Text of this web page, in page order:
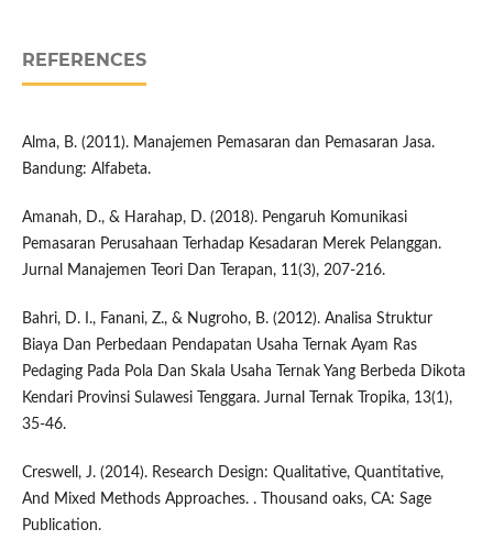
REFERENCES
Alma, B. (2011). Manajemen Pemasaran dan Pemasaran Jasa.
Bandung: Alfabeta.
Amanah, D., & Harahap, D. (2018). Pengaruh Komunikasi
Pemasaran Perusahaan Terhadap Kesadaran Merek Pelanggan.
Jurnal Manajemen Teori Dan Terapan, 11(3), 207-216.
Bahri, D. I., Fanani, Z., & Nugroho, B. (2012). Analisa Struktur
Biaya Dan Perbedaan Pendapatan Usaha Ternak Ayam Ras
Pedaging Pada Pola Dan Skala Usaha Ternak Yang Berbeda Dikota
Kendari Provinsi Sulawesi Tenggara. Jurnal Ternak Tropika, 13(1),
35-46.
Creswell, J. (2014). Research Design: Qualitative, Quantitative,
And Mixed Methods Approaches. . Thousand oaks, CA: Sage
Publication.